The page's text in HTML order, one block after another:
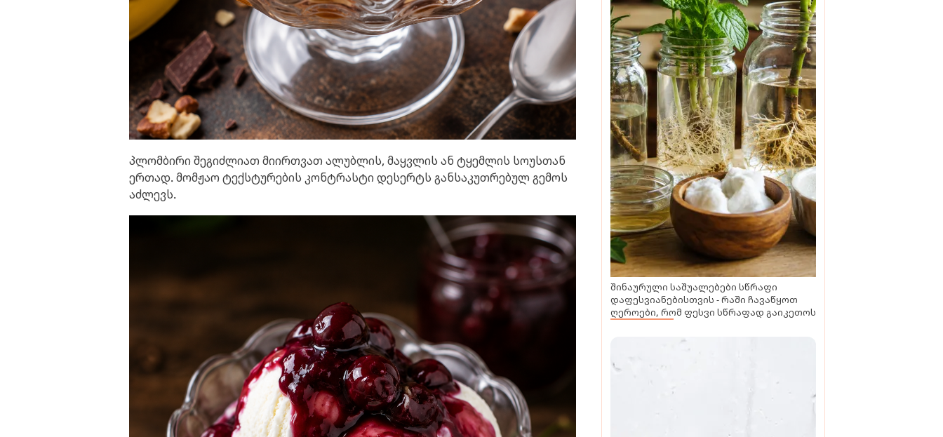
პლომბირი შეგიძლიათ მიირთვათ ალუბლის, მაყვლის ან ტყემლის სოუსთან
ერთად. მომჟაო ტექსტურების კონტრასტი დესერტს განსაკუთრებულ გემოს
აძლევს.
შინაურული საშუალებები სწრაფი
დაფესვიანებისთვის - რაში ჩავაწყოთ
ღეროები, რომ ფესვი სწრაფად გაიკეთოს